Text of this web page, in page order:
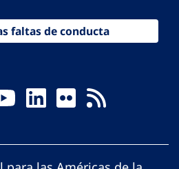
faltas de conducta